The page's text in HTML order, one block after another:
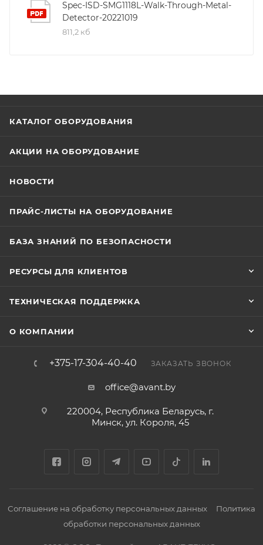
Spec-ISD-SMG1118L-Walk-Through-Metal-
Detector-20221019
811,2 кб
КАТАЛОГ ОБОРУДОВАНИЯ
АКЦИИ НА ОБОРУДОВАНИЕ
НОВОСТИ
ПРАЙС-ЛИСТЫ НА ОБОРУДОВАНИЕ
БАЗА ЗНАНИЙ ПО БЕЗОПАСНОСТИ
РЕСУРСЫ ДЛЯ КЛИЕНТОВ
ТЕХНИЧЕСКАЯ ПОДДЕРЖКА
О КОМПАНИИ
+375-17-304-40-40 ЗАКАЗАТЬ ЗВОНОК
office@avant.by
220004, Республика Беларусь, г.
Минск, ул. Короля, 45
Соглашение на обработку персональных данных
Политика
обработки персональных данных